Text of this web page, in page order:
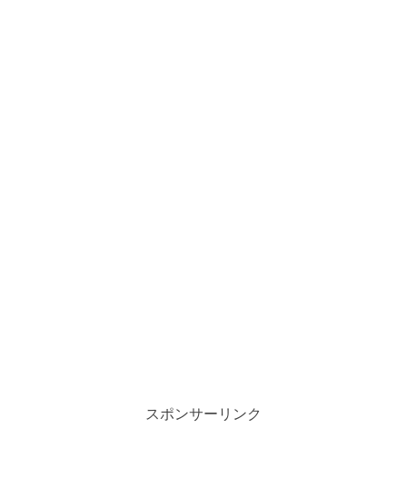
スポンサーリンク